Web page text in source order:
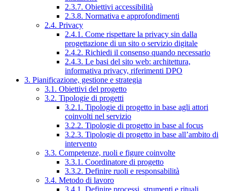
2.3.7. Obiettivi accessibilità
2.3.8. Normativa e approfondimenti
2.4. Privacy
2.4.1. Come rispettare la privacy sin dalla
progettazione di un sito o servizio digitale
2.4.2. Richiedi il consenso quando necessario
2.4.3. Le basi del sito web: architettura,
informativa privacy, riferimenti DPO
3. Pianificazione, gestione e strategia
3.1. Obiettivi del progetto
3.2. Tipologie di progetti
3.2.1. Tipologie di progetto in base agli attori
coinvolti nel servizio
3.2.2. Tipologie di progetto in base al focus
3.2.3. Tipologie di progetto in base all’ambito di
intervento
3.3. Competenze, ruoli e figure coinvolte
3.3.1. Coordinatore di progetto
3.3.2. Definire ruoli e responsabilità
3.4. Metodo di lavoro
3.4.1. Definire processi, strumenti e rituali